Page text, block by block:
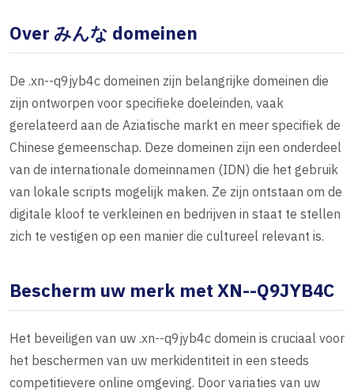
Over みんな domeinen
De .xn--q9jyb4c domeinen zijn belangrijke domeinen die
zijn ontworpen voor specifieke doeleinden, vaak
gerelateerd aan de Aziatische markt en meer specifiek de
Chinese gemeenschap. Deze domeinen zijn een onderdeel
van de internationale domeinnamen (IDN) die het gebruik
van lokale scripts mogelijk maken. Ze zijn ontstaan om de
digitale kloof te verkleinen en bedrijven in staat te stellen
zich te vestigen op een manier die cultureel relevant is.
Bescherm uw merk met XN--Q9JYB4C
Het beveiligen van uw .xn--q9jyb4c domein is cruciaal voor
het beschermen van uw merkidentiteit in een steeds
competitievere online omgeving. Door variaties van uw